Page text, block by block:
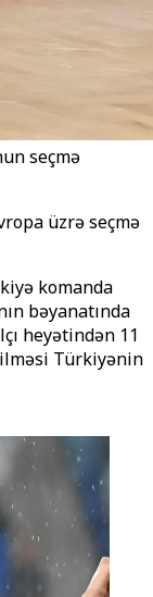
seçmə
üzrə seçmə
komanda
bəyanatında
heyətindən 11
Türkiyənin